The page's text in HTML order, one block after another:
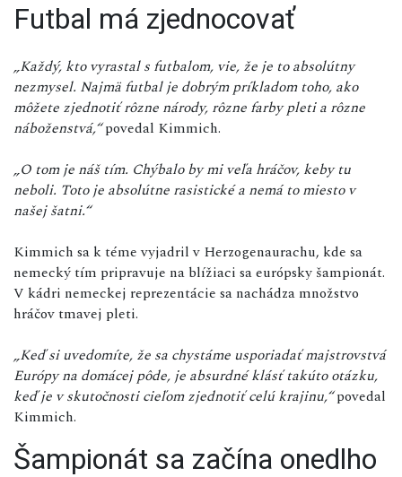
Futbal má zjednocovať
„Každý, kto vyrastal s futbalom, vie, že je to absolútny
nezmysel. Najmä futbal je dobrým príkladom toho, ako
môžete zjednotiť rôzne národy, rôzne farby pleti a rôzne
náboženstvá,“povedal Kimmich.
„O tom je náš tím. Chýbalo by mi veľa hráčov, keby tu
neboli. Toto je absolútne rasistické a nemá to miesto v
našej šatni.“
Kimmich sa k téme vyjadril v Herzogenaurachu, kde sa
nemecký tím pripravuje na blížiaci sa európsky šampionát.
V kádri nemeckej reprezentácie sa nachádza množstvo
hráčov tmavej pleti.
„Keď si uvedomíte, že sa chystáme usporiadať majstrovstvá
Európy na domácej pôde, je absurdné klásť takúto otázku,
keď je v skutočnosti cieľom zjednotiť celú krajinu,“povedal
Kimmich.
Šampionát sa začína onedlho